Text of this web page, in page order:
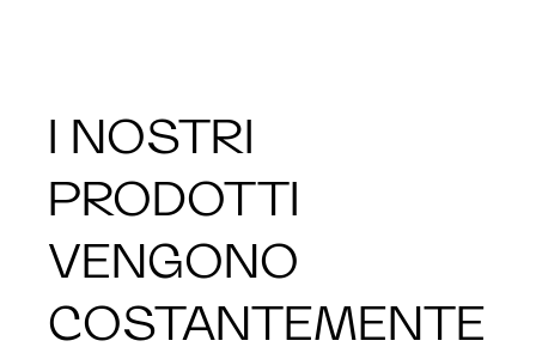
I NOSTRI
PRODOTTI
VENGONO
COSTANTEMENTE